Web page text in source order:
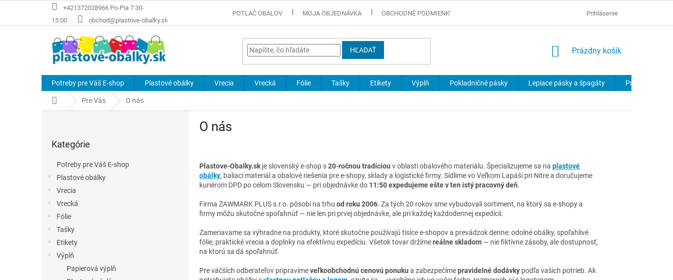
+421372028966 Po-Pia 7:30-
15:00
obchod@plastove-obalky.sk
POTLAČ OBALOV MOJA OBJEDNÁVKA OBCHODNÉ PODMIENKY Prihlásenie
HĽADAŤ
NÁKUPNÝ
Prázdny košík
Potreby pre Váš E-shop Plastové obálky Vrecia Vrecká Fólie Tašky Etikety Výplň Pokladničné pásky Lepiace pásky a špagáty Produkty na
DomovPre Vás O nás
kategórie
Kategórie
Potreby pre Váš E-shop
Plastové obálky
Vrecia
Vrecká
Fólie
Tašky
Etikety
Výplň
Papierová výplň
O nás
Plastove-Obalky.sk je slovenský e-shop s20-ročnou tradíciou v oblasti obalového materiálu. Špecializujeme sa na plastové
obálky, baliaci materiál a obalové riešenia pre e-shopy, sklady a logistické firmy. Sídlime vo Veľkom Lapáši pri Nitre a doručujeme
kuriérom DPD po celom Slovensku — pri objednávke do 11:50 expedujeme ešte v ten istý pracovný deň.
Firma ZAWMARK PLUS s.r.o. pôsobí na trhu od roku 2006. Za tých 20 rokov sme vybudovali sortiment, na ktorý sa e-shopy a
firmy môžu skutočne spoľahnúť — nie len pri prvej objednávke, ale pri každej každodennej expedícii.
Zameriavame sa výhradne na produkty, ktoré skutočne používajú tisíce e-shopov a prevádzok denne: odolné obálky, spoľahlivé
fólie, praktické vrecia a doplnky na efektívnu expedíciu. Všetok tovar držímereálne skladom — nie fiktívne zásoby, ale dostupnosť,
na ktorú sa dá spoľahnúť.
Pre väčších odberateľov pripravímeveľkoobchodnú cenovú ponuku a zabezpečímepravidelné dodávky podľa vašich potrieb. Ak